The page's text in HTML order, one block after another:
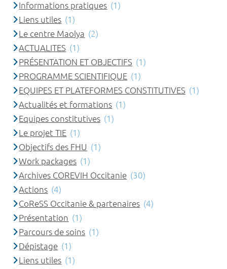
Informations pratiques (1)
Liens utiles (1)
Le centre Maolya (2)
ACTUALITES (1)
PRÉSENTATION ET OBJECTIFS (1)
PROGRAMME SCIENTIFIQUE (1)
EQUIPES ET PLATEFORMES CONSTITUTIVES (1)
Actualités et formations (1)
Equipes constitutives (1)
Le projet TIE (1)
Objectifs des FHU (1)
Work packages (1)
Archives COREVIH Occitanie (30)
Actions (4)
CoReSS Occitanie & partenaires (4)
Présentation (1)
Parcours de soins (1)
Dépistage (1)
Liens utiles (1)